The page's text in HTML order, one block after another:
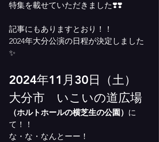
特集を載せていただきました❣️❣️
記事にもありますとおり！！
2024年大分公演の日程が決定しました
✨
2024年11月30日（土）
大分市　いこいの道広場
（ホルトホールの横芝生の公園） に
て！！
な・な・なんとーー！